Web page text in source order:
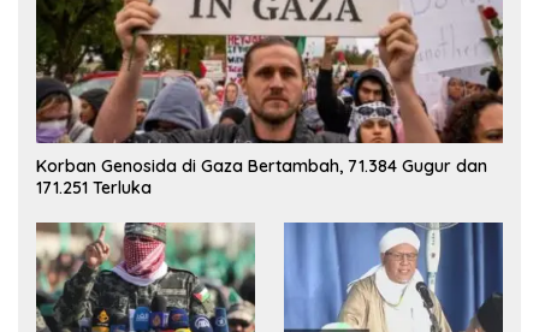
Korban Genosida di Gaza Bertambah, 71.384 Gugur dan
171.251 Terluka